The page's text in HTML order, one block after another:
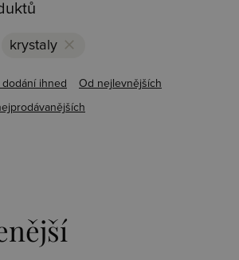
krystaly clear
dodání ihned Od nejlevnějších